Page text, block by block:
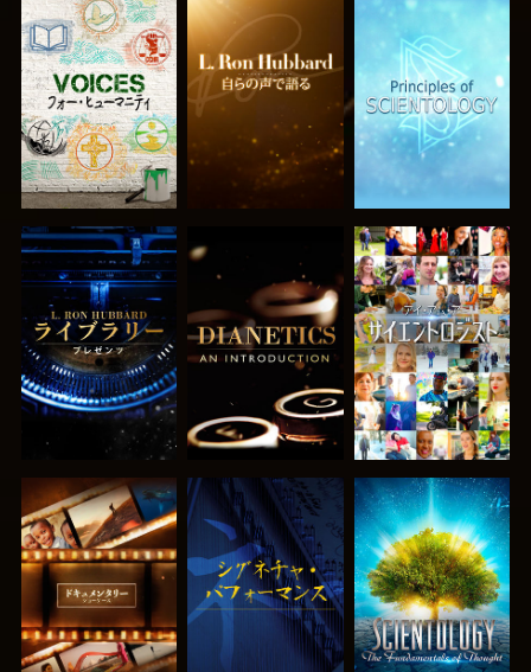
シリーズを探求 シリーズを探求 シリーズを探求
シリーズを探求 シリーズを探求 観る
シリーズを探求 観る シリーズを探求